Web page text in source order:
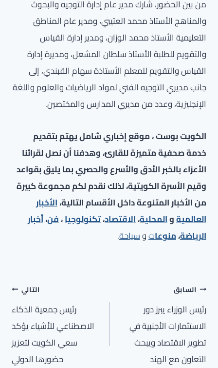
من بين الحضور، شارك مدير عام إدارة التوجيه والبحوث
والمناهج الأستاذ محمد العتيبي، ومدير عام المناطق
التعليمية الأستاذ محمد الوزان، ومدير إدارة القياس
والتقويم للطلبة الأستاذ سلطان المشعل، ومديرة إدارة
القياس والتقويم للمعلم الأستاذة سهام القبندي، إلى
جانب مديري التوجيه الفني لمواد الرياضيات والعلوم واللغة
الإنجليزية، وعدد من مديري المدارس والمختصين.
الكويت بوست ، موقع إخباري شامل يهتم بتقديم
خدمة صحفية متميزة للقارئ، وهدفنا أن نصل لقرائنا
الأعزاء بالخبر الأدق والأسرع والحصري بما يليق بقواعد
وقيم الأسرة الكويتية، لذلك نقدم لكم مجموعة كبيرة
من الأخبار المتنوعة داخل الأقسام التالية،الأخبار
العالميةوالمحلية،الاقتصاد،تكنولوجيا،فن،أخبار
الرياضة،منوعاتوسياحة.
تصفّح
المقالات
السابق
رئيس الوزراء يبرز دور
الاستثمارات الأجنبية في
تطوير الاقتصاد ويبحث
التعاون مع الهند
التالي
رئيس جمعية الذكاء
الاصطناعي للأشياء يؤكد
سعي الكويت لتعزيز
حضورها الدولي